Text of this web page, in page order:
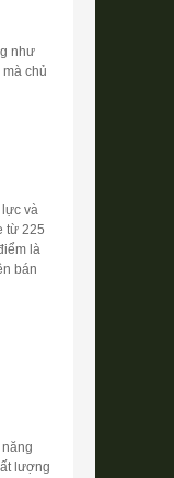
như
chủ
lực và
từ 225
là
bán
lượng